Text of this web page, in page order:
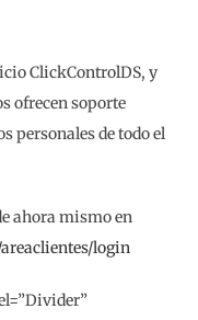
ClickControlDS, y
ofrecen soporte
personales de todo el
ahora mismo en
login